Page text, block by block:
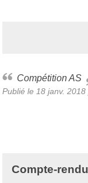
Compétition AS
Publié le 18 janv. 2018
Compte-rendu